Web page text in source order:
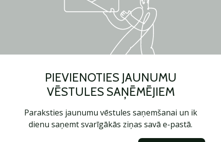
PIEVIENOTIES JAUNUMU
VĒSTULES SAŅĒMĒJIEM
Paraksties jaunumu vēstules saņemšanai un ik
dienu saņemt svarīgākās ziņas savā e-pastā.